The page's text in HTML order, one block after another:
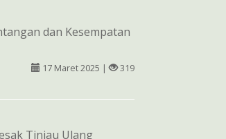
dan Kesempatan
17 Maret 2025 | 319
Tinjau Ulang